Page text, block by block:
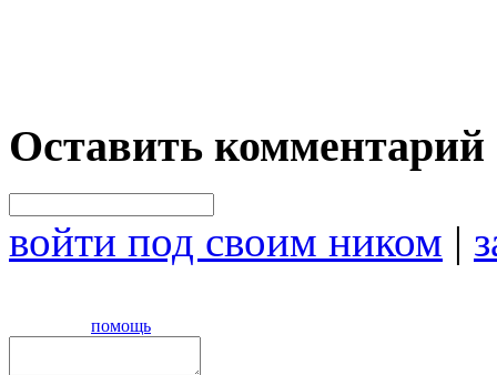
Оставить комментарий
войти под своим ником |
помощь